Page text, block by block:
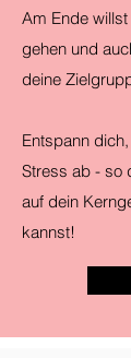
Am Ende
gehen und
deine
Entspann
Stress ab - so
auf dein
kannst!